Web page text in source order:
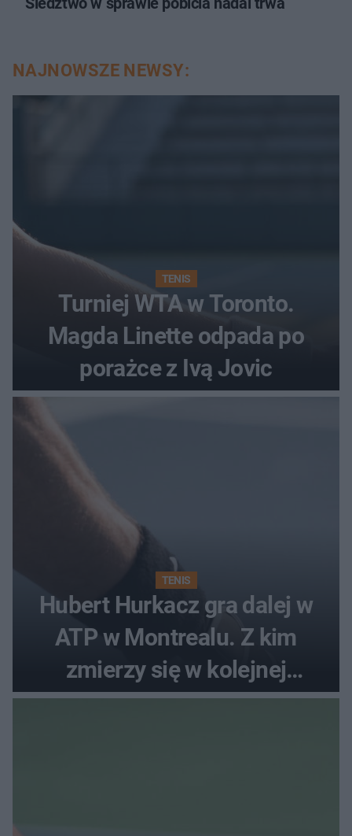
NAJNOWSZE NEWSY:
TENIS
Turniej WTA w Toronto.
Magda Linette odpada po
porażce z Ivą Jovic
TENIS
Hubert Hurkacz gra dalej w
ATP w Montrealu. Z kim
zmierzy się w kolejnej
rundzie?